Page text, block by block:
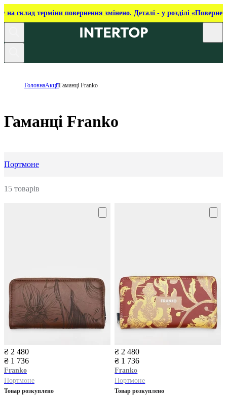
на склад терміни повернення змінено. Деталі - у розділі
ГоловнаАкціїГаманці Franko
Гаманці Franko
Портмоне
15 товарів
₴ 2 480
₴ 1 736
Franko
Портмоне
Товар розкуплено
₴ 2 480
₴ 1 736
Franko
Портмоне
Товар розкуплено